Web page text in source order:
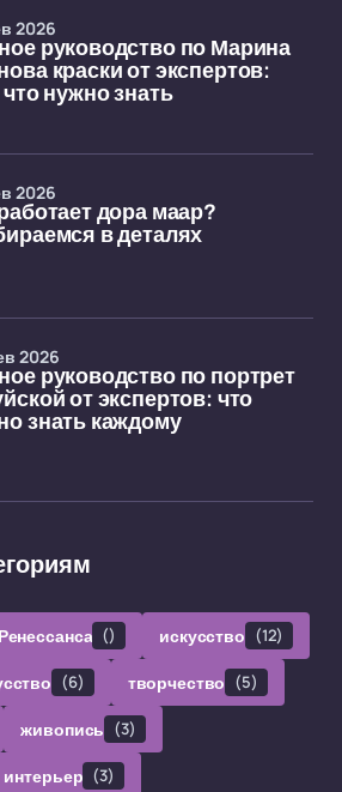
руководство по Марина
краски от экспертов:
что нужно знать
2026
дора маар?
в деталях
2026
руководство по портрет
от экспертов: что
знать каждому
2026
() искусство (12)
(6) творчество (5)
живопись (3)
интерьер (3)